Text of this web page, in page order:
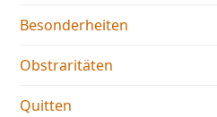
Besonderheiten
Obstraritäten
Quitten